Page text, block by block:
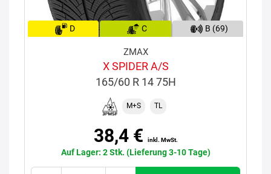
D C B (69)
ZMAX
X SPIDER A/S
165/60 R 14 75H
M+S TL
38,4 € inkl. MwSt.
Auf Lager: 2 Stk. (Lieferung 3-10 Tage)